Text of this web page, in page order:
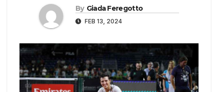
By Giada Feregotto
FEB 13, 2024